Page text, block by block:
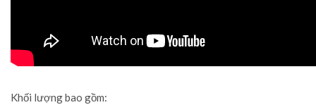
Khối lượng bao gồm: